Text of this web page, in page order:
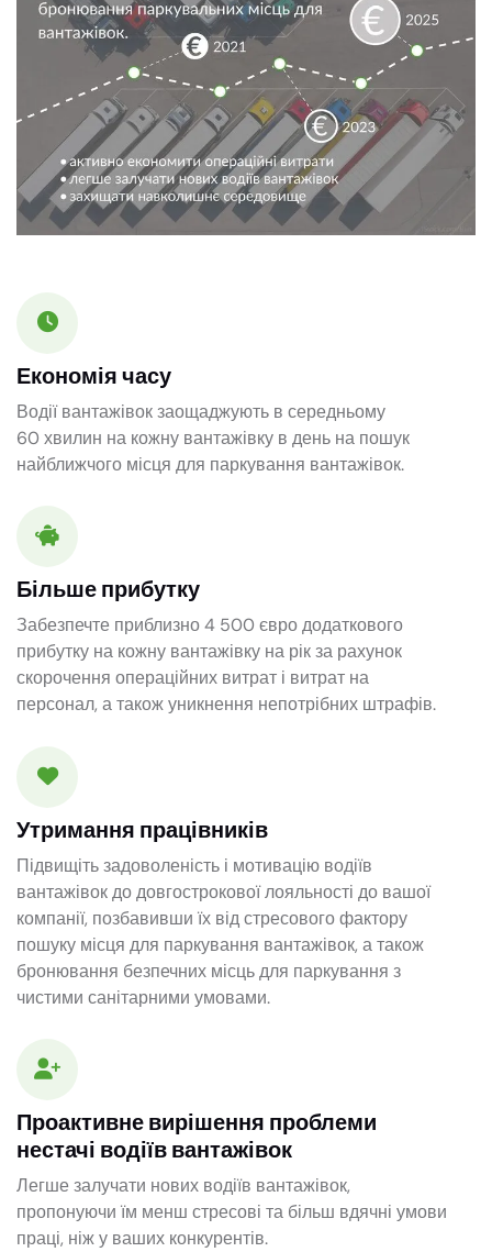
Економія часу
Водії вантажівок заощаджують в середньому
60 хвилин на кожну вантажівку в день на пошук
найближчого місця для паркування вантажівок.
Більше прибутку
Забезпечте приблизно 4 500 євро додаткового
прибутку на кожну вантажівку на рік за рахунок
скорочення операційних витрат і витрат на
персонал, а також уникнення непотрібних штрафів.
Утримання працівників
Підвищіть задоволеність і мотивацію водіїв
вантажівок до довгострокової лояльності до вашої
компанії, позбавивши їх від стресового фактору
пошуку місця для паркування вантажівок, а також
бронювання безпечних місць для паркування з
чистими санітарними умовами.
Проактивне вирішення проблеми
нестачі водіїв вантажівок
Легше залучати нових водіїв вантажівок,
пропонуючи їм менш стресові та більш вдячні умови
праці, ніж у ваших конкурентів.